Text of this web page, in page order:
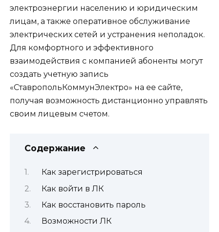
электроэнергии населению и юридическим
лицам, а также оперативное обслуживание
электрических сетей и устранения неполадок.
Для комфортного и эффективного
взаимодействия с компанией абоненты могут
создать учетную запись
«СтавропольКоммунЭлектро» на ее сайте,
получая возможность дистанционно управлять
своим лицевым счетом.
Содержание
Как зарегистрироваться
Как войти в ЛК
Как восстановить пароль
Возможности ЛК